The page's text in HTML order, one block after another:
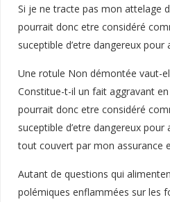
Si je ne tracte pas mon attelage
pourrait donc etre considéré
suceptible d’etre dangereux pour
Une rotule Non démontée vaut-
Constitue-t-il un fait aggravant en
pourrait donc etre considéré
suceptible d’etre dangereux pour
tout couvert par mon assurance
Autant de questions qui
polémiques enflammées sur les